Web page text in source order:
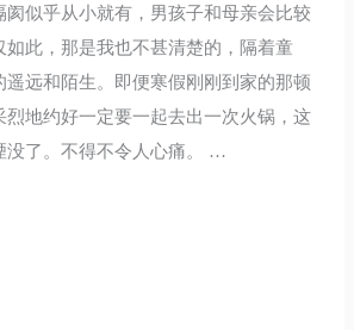
阂似乎从小就有，男孩子和母亲会比较
如此，那是我也不甚清楚的，隔着童
遥远和陌生。即便寒假刚刚到家的那顿
烈地约好一定要一起去出一次火锅，这
没了。不得不令人心痛。 …